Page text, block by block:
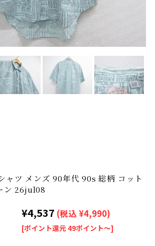
6 大きいサイズ 7 アニメ ディズニー
ブランドから探す
レン ザ・ノース・フェ
イス
ラッセル・アスレ
チック
サ行
タ行
マ行 ラ行
ツ メンズ 90年代 90s 総柄 コット
ン 26jul08
¥4,537 (税込 ¥4,990)
[ポイント還元 49ポイント～]